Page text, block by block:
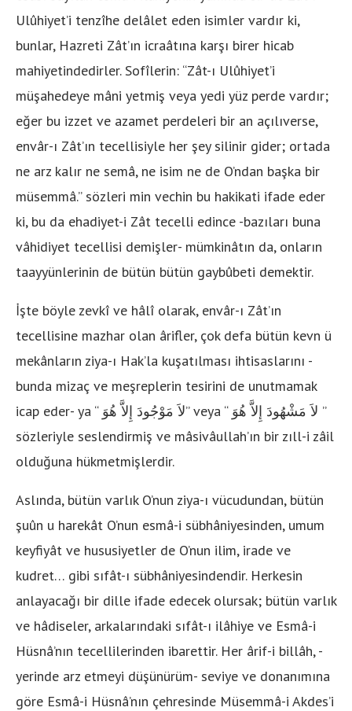
Ulûhiyet’i tenzîhe delâlet eden isimler vardır ki,
bunlar, Hazreti Zât’ın icraâtına karşı birer hicab
mahiyetindedirler. Sofîlerin: “Zât-ı Ulûhiyet’i
müşahedeye mâni yetmiş veya yedi yüz perde vardır;
eğer bu izzet ve azamet perdeleri bir an açılıverse,
envâr-ı Zât’ın tecellisiyle her şey silinir gider; ortada
ne arz kalır ne semâ, ne isim ne de O’ndan başka bir
müsemmâ.” sözleri min vechin bu hakikati ifade eder
ki, bu da ehadiyet-i Zât tecelli edince -bazıları buna
vâhidiyet tecellisi demişler- mümkinâtın da, onların
taayyünlerinin de bütün bütün gaybûbeti demektir.
İşte böyle zevkî ve hâlî olarak, envâr-ı Zât’ın
tecellisine mazhar olan ârifler, çok defa bütün kevn ü
mekânların ziya-ı Hak’la kuşatılması ihtisaslarını -
bunda mizaç ve meşreplerin tesirini de unutmamak
icap eder- ya “ لاَ مَوْجُودَ إِلاَّ هُوَ” veya “
”
sözleriyle seslendirmiş ve mâsivâullah’ın bir zıll-i zâil
olduğuna hükmetmişlerdir.
Aslında, bütün varlık O’nun ziya-ı vücudundan, bütün
şuûn u harekât O’nun esmâ-i sübhâniyesinden, umum
keyfiyât ve hususiyetler de O’nun ilim, irade ve
kudret… gibi sıfât-ı sübhâniyesindendir. Herkesin
anlayacağı bir dille ifade edecek olursak; bütün varlık
ve hâdiseler, arkalarındaki sıfât-ı ilâhiye ve Esmâ-i
Hüsnâ’nın tecellilerinden ibarettir. Her ârif-i billâh, -
yerinde arz etmeyi düşünürüm- seviye ve donanımına
göre Esmâ-i Hüsnâ’nın çehresinde Müsemmâ-i Akdes’i